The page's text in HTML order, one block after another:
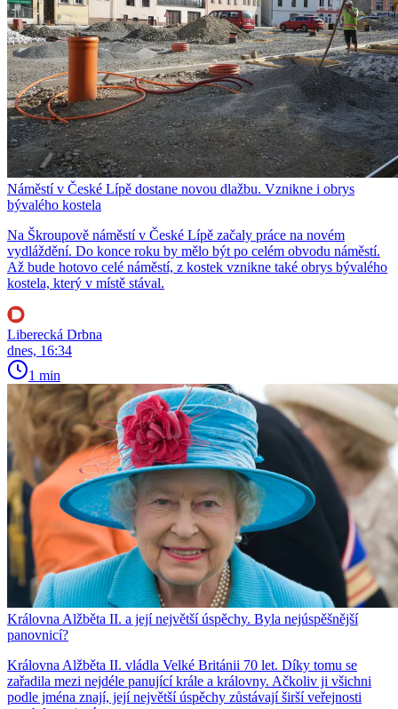
Náměstí v České Lípě dostane novou dlažbu. Vznikne i obrys
bývalého kostela
Na Škroupově náměstí v České Lípě začaly práce na novém
vydláždění. Do konce roku by mělo být po celém obvodu náměstí.
Až bude hotovo celé náměstí, z kostek vznikne také obrys bývalého
kostela, který v místě stával.
Liberecká Drbna
dnes, 16:34
1 min
Královna Alžběta II. a její největší úspěchy. Byla nejúspěšnější
panovnicí?
Královna Alžběta II. vládla Velké Británii 70 let. Díky tomu se
zařadila mezi nejdéle panující krále a královny. Ačkoliv ji všichni
podle jména znají, její největší úspěchy zůstávají širší veřejnosti